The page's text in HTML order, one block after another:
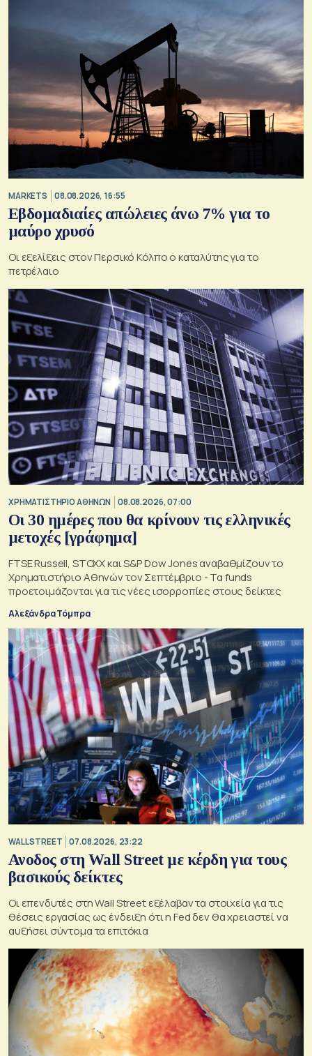
MARKETS 08.08.2026, 16:55
Εβδομαδιαίες απώλειες άνω 7% για το
μαύρο χρυσό
Οι εξελίξεις στον Περσικό Κόλπο ο καταλύτης για το
πετρέλαιο
XΡΗΜΑΤΙΣΤΗΡΙΟ ΑΘΗΝΩΝ 08.08.2026, 07:00
Οι 30 ημέρες που θα κρίνουν τις ελληνικές
μετοχές [γράφημα]
FTSE Russell, STOXX και S&P Dow Jones αναβαθμίζουν το
Χρηματιστήριο Αθηνών τον Σεπτέμβριο - Τα funds
προετοιμάζονται για τις νέες ισορροπίες στους δείκτες
Αλεξάνδρα Τόμπρα
WALL STREET 07.08.2026, 23:22
Ανοδος στη Wall Street με κέρδη για τους
βασικούς δείκτες
Οι επενδυτές στη Wall Street εξέλαβαν τα στοιχεία για τις
θέσεις εργασίας ως ένδειξη ότι η Fed δεν θα χρειαστεί να
αυξήσει σύντομα τα επιτόκια